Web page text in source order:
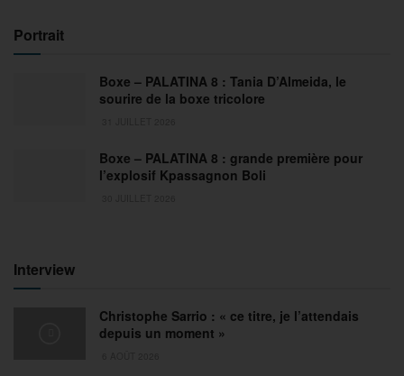
Portrait
Boxe – PALATINA 8 : Tania D’Almeida, le
sourire de la boxe tricolore
Boxe – PALATINA 8 : grande première pour
l’explosif Kpassagnon Boli
Interview
Christophe Sarrio : « ce titre, je l’attendais
depuis un moment »